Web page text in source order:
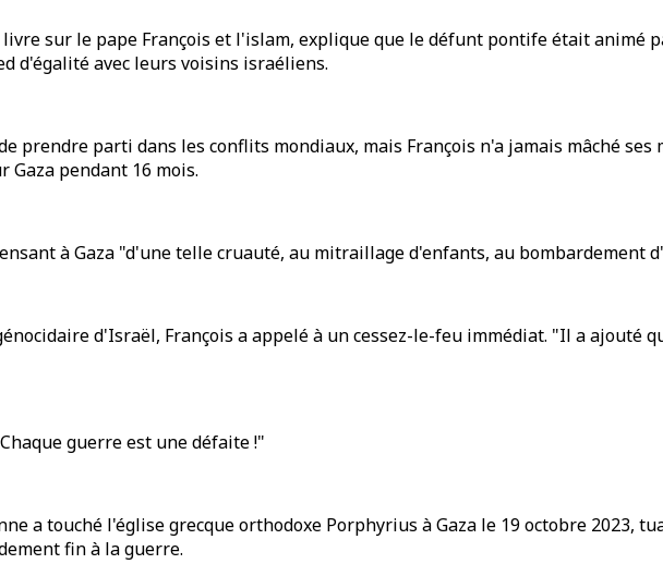
sur le pape François et l'islam, explique que le défunt pontife était
d'égalité avec leurs voisins israéliens.
prendre parti dans les conflits mondiaux, mais François n'a jamais mâché
Gaza pendant 16 mois.
à Gaza "d'une telle cruauté, au mitraillage d'enfants, au bombardement
d'Israël, François a appelé à un cessez-le-feu immédiat. "Il a ajouté
guerre est une défaite !"
a touché l'église grecque orthodoxe Porphyrius à Gaza le 19 octobre 2023,
fin à la guerre.